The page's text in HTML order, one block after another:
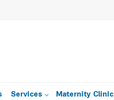
Services Maternity Clinic